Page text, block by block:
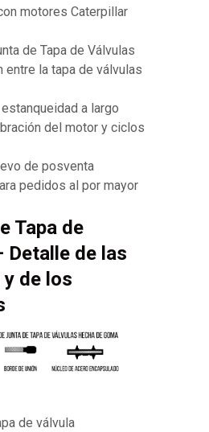
motores Caterpillar
de Tapa de Válvulas
entre la tapa de válvulas
a largo
del motor y ciclos
de posventa
pedidos al por mayor
Tapa de
Detalle de las
de los
de válvula